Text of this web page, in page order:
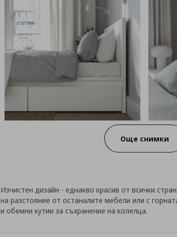
Още снимки
Изчистен дизайн - еднакво красив от всички
на разстояние от останалите мебели или с
и обемни кутии за съхранение на колелца.